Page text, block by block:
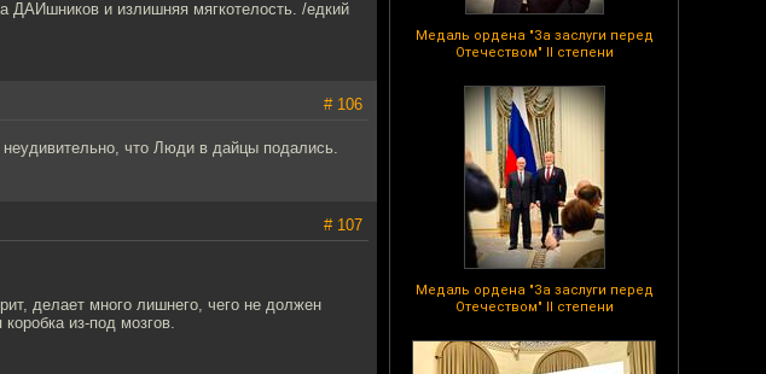
Медаль ордена "За заслуги перед
Отечеством" II степени
Медаль ордена "За заслуги перед
Отечеством" II степени
ДАИшников и излишняя мягкотелость. /едкий
# 106
что Люди в дайцы подались.
# 107
делает много лишнего, чего не должен
из-под мозгов.